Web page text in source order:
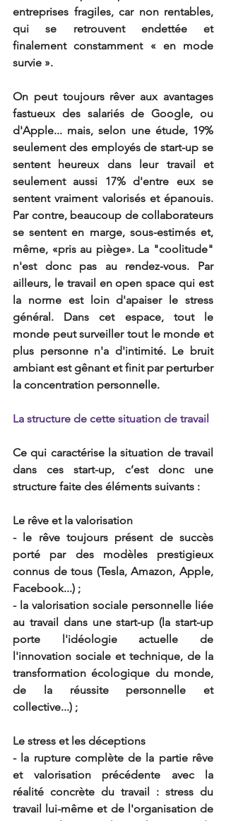
entreprises fragiles, car non rentables,
qui se retrouvent endettée et
finalement constamment « en mode
survie ».
On peut toujours rêver aux avantages
fastueux des salariés de Google, ou
d'Apple... mais, selon une étude, 19%
seulement des employés de start-up se
sentent heureux dans leur travail et
seulement aussi 17% d'entre eux se
sentent vraiment valorisés et épanouis.
Par contre, beaucoup de collaborateurs
se sentent en marge, sous-estimés et,
même, «pris au piège». La "coolitude"
n'est donc pas au rendez-vous. Par
ailleurs, le travail en open space qui est
la norme est loin d'apaiser le stress
général. Dans cet espace, tout le
monde peut surveiller tout le monde et
plus personne n'a d'intimité. Le bruit
ambiant est gênant et finit par perturber
la concentration personnelle.
La structure de cette situation de travail
Ce qui caractérise la situation de travail
dans ces start-up, c’est donc une
structure faite des éléments suivants :
Le rêve et la valorisation
- le rêve toujours présent de succès
porté par des modèles prestigieux
connus de tous (Tesla, Amazon, Apple,
Facebook...) ;
- la valorisation sociale personnelle liée
au travail dans une start-up (la start-up
porte l'idéologie actuelle de
l'innovation sociale et technique, de la
transformation écologique du monde,
de la réussite personnelle et
collective...) ;
Le stress et les déceptions
- la rupture complète de la partie rêve
et valorisation précédente avec la
réalité concrète du travail : stress du
travail lui-même et de l'organisation de